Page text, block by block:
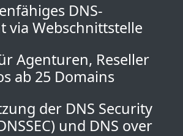
DNS-
via Webschnittstelle
Agenturen, Reseller
ab 25 Domains
der DNS Security
und DNS over